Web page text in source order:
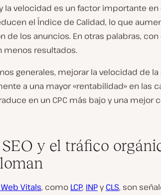
la velocidad es un factor importante
el Índice de Calidad, lo que
de los anuncios. En otras palabras,
menos resultados.
generales, mejorar la velocidad de
a una mayor «rentabilidad» en las
en un CPC más bajo y una mejor
y el tráfico
Vitals, como LCP, INPyCLS, son